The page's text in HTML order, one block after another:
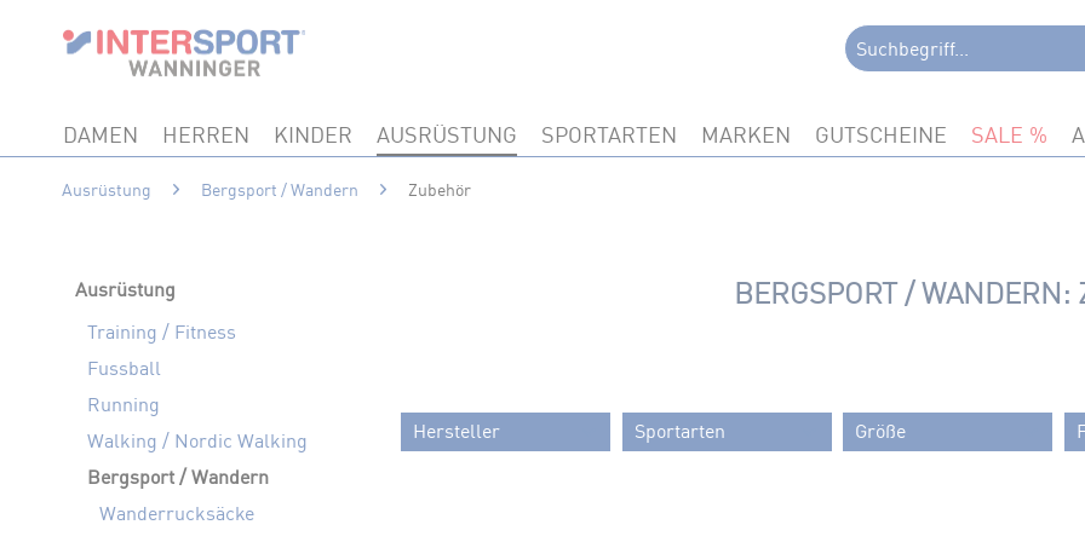
DAMEN HERREN KINDER AUSRÜSTUNG SPORTARTEN MARKEN GUTSCHEINE SALE
Ausrüstung Bergsport / Wandern Zubehör
Ausrüstung
Training / Fitness
Fussball
Running
Walking / Nordic Walking
Bergsport / Wandern
Wanderrucksäcke
BERGSPORT / WANDERN:
Hersteller Sportarten Größe